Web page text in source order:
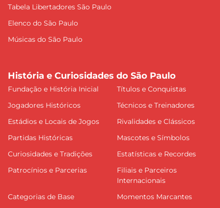
Tabela Libertadores São Paulo
Elenco do São Paulo
Músicas do São Paulo
História e Curiosidades do São Paulo
Fundação e História Inicial
Títulos e Conquistas
Jogadores Históricos
Técnicos e Treinadores
Estádios e Locais de Jogos
Rivalidades e Clássicos
Partidas Históricas
Mascotes e Símbolos
Curiosidades e Tradições
Estatísticas e Recordes
Patrocínios e Parcerias
Filiais e Parceiros
Internacionais
Categorias de Base
Momentos Marcantes